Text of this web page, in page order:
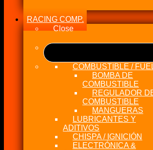
RACING COMP.
Close
COMBUSTIBLE /
BOMBA DE
COMBUSTIBLE
REGULADOR
COMBUSTIBLE
MANGUERAS
LUBRICANTES Y
ADITIVOS
CHISPA / IGNICIÓN
ELECTRÓNICA &